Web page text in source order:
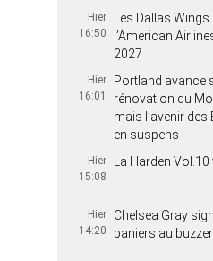
Hier
16:50
Les Dallas
l’American
2027
Hier
16:01
Portland avance
rénovation du
mais l’avenir des
en suspens
Hier
15:08
La Harden
Hier
14:20
Chelsea Gray
paniers au